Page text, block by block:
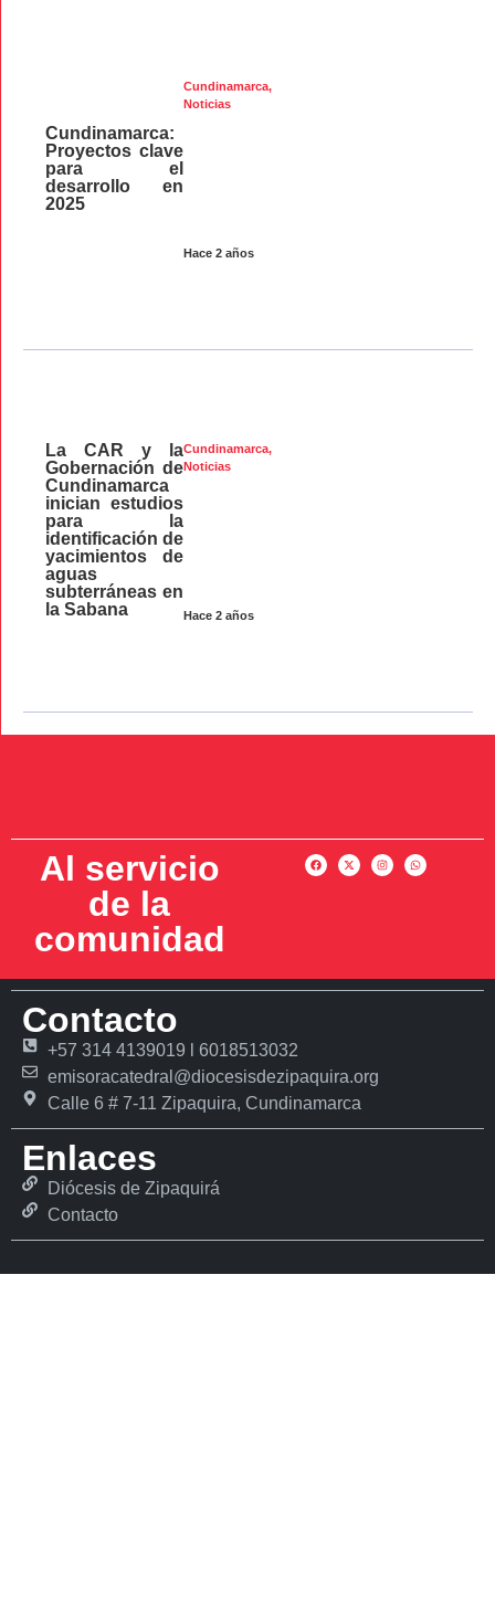
Cundinamarca,
Noticias
Hace 2 años
Cundinamarca:
Proyectos clave
para el
desarrollo en
2025
Cundinamarca,
Noticias
Hace 2 años
La CAR y la
Gobernación de
Cundinamarca
inician estudios
para la
identificación de
yacimientos de
aguas
subterráneas en
la Sabana
Al servicio
de la
comunidad
Contacto
+57 314 4139019 l 6018513032
emisoracatedral@diocesisdezipaquira.org
Calle 6 # 7-11 Zipaquira, Cundinamarca
Enlaces
Diócesis de Zipaquirá
Contacto